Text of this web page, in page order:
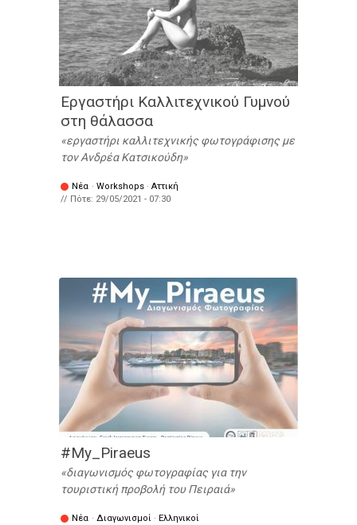
Εργαστήρι Καλλιτεχνικού Γυμνού
στη θάλασσα
εργαστήρι καλλιτεχνικής φωτογράφισης με
τον Ανδρέα Κατσικούδη
Νέα · Workshops · Αττική
// Πότε: 29/05/2021 - 07:30
#My_Piraeus
διαγωνισμός φωτογραφίας για την
τουριστική προβολή του Πειραιά
Νέα · Διαγωνισμοί · Ελληνικοί